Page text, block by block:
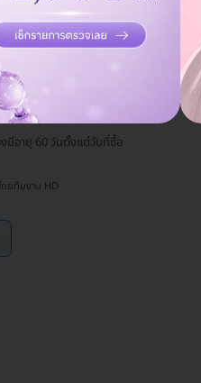
โดยทีมงาน HD
จะมีอายุเท่าไร?
.ค. 2024
มีอายุ 60 วันตั้งแต่วันที่ซื้อ
ดยทีมงาน HD